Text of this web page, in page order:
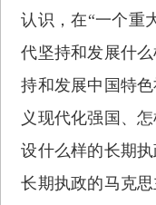
认识，在“一个重
代坚持和发展什
持和发展中国特
义现代化强国、
设什么样的长期
长期执政的马克